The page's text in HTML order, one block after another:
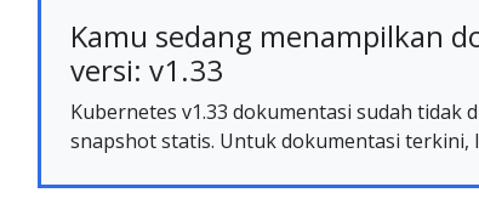
Kamu sedang menampilkan
versi: v1.33
Kubernetes v1.33 dokumentasi sudah tidak
snapshot statis. Untuk dokumentasi terkini,